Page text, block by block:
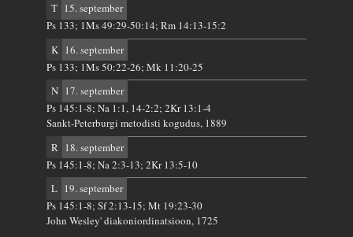
T 15. september
Ps 133; 1Ms 49:29-50:14; Rm 14:13-15:2
K 16. september
Ps 133; 1Ms 50:22-26; Mk 11:20-25
N 17. september
Ps 145:1-8; Na 1:1, 14-2:2; 2Kr 13:1-4
Sankt-Peterburgi metodisti kogudus, 1889
R 18. september
Ps 145:1-8; Na 2:3-13; 2Kr 13:5-10
L 19. september
Ps 145:1-8; Sf 2:13-15; Mt 19:23-30
John Wesley' diakoniordinatsioon, 1725